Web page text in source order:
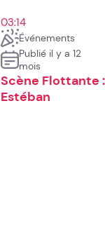
03:14
Événements
Publié il y a 12
mois
Scène Flottante :
Estéban